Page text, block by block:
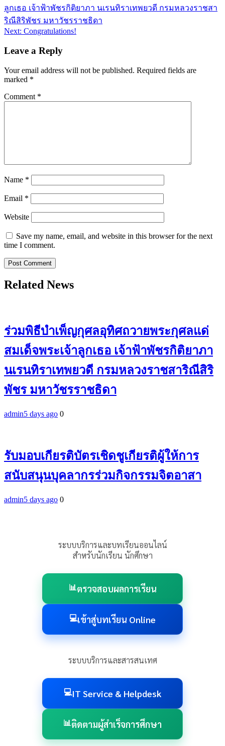
ลูกเธอ เจ้าฟ้าพัชรกิติยาภา นเรนทิราเทพยวดี กรมหลวงราชสา
ริณีสิริพัชร มหาวัชรราชธิดา
Next: Congratulations!
Leave a Reply
Your email address will not be published. Required fields are
marked *
Comment *
Name *
Email *
Website
Save my name, email, and website in this browser for the next
time I comment.
Related News
ร่วมพิธีบำเพ็ญกุศลอุทิศถวายพระกุศลแด่
สมเด็จพระเจ้าลูกเธอ เจ้าฟ้าพัชรกิติยาภา
นเรนทิราเทพยวดี กรมหลวงราชสาริณีสิริ
พัชร มหาวัชรราชธิดา
admin5 days ago 0
รับมอบเกียรติบัตรเชิดชูเกียรติผู้ให้การ
สนับสนุนบุคลากรร่วมกิจกรรมจิตอาสา
admin5 days ago 0
ระบบบริการและบทเรียนออนไลน์
สำหรับนักเรียน นักศึกษา
ตรวจสอบผลการเรียน
เข้าสู่บทเรียน Online
ระบบบริการและสารสนเทศ
IT Service & Helpdesk
ติดตามผู้สำเร็จการศึกษา